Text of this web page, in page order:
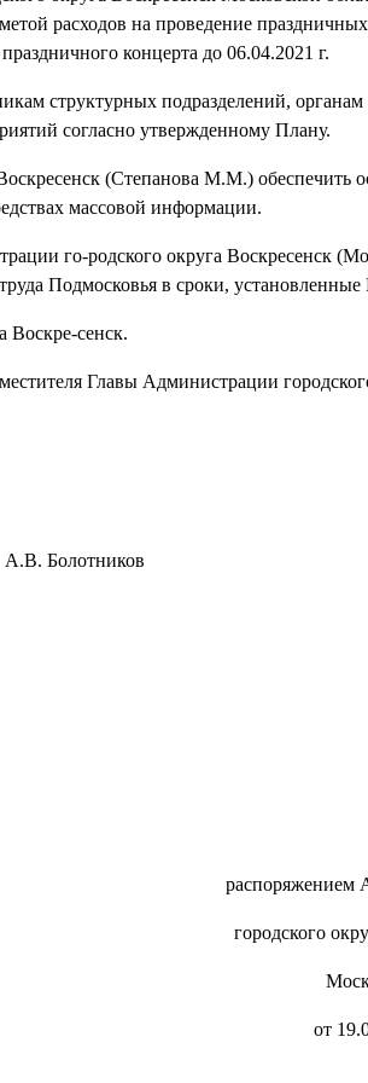
расходов на проведение
концерта до 06.04.2021 г.
структурных подразделений, органам
согласно утвержденному Плану.
(Степанова М.М.) обеспечить
массовой информации.
го-родского округа Воскресенск
Подмосковья в сроки,
Воскре-сенск.
Главы Администрации
распоряжением
городского
от